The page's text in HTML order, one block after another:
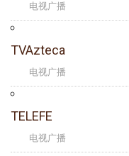
电视广播
TVAzteca
电视广播
TELEFE
电视广播